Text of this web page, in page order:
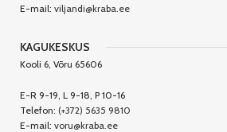
E-mail: viljandi@kraba.ee
KAGUKESKUS
Kooli 6, Võru 65606
E-R 9-19, L 9-18, P 10-16
Telefon: (+372) 5635 9810
E-mail: voru@kraba.ee